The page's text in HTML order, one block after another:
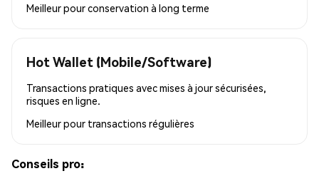
Meilleur pourconservation à long terme
Hot Wallet (Mobile/Software)
Transactions pratiques avec mises à jour sécurisées,
risques en ligne.
Meilleur pour transactions régulières
Conseils pro: